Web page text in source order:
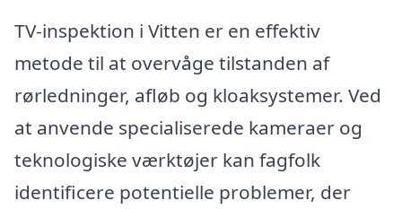
TV-inspektion i Vitten er en effektiv
metode til at overvåge tilstanden af
rørledninger, afløb og kloaksystemer. Ved
at anvende specialiserede kameraer og
teknologiske værktøjer kan fagfolk
identificere potentielle problemer, der